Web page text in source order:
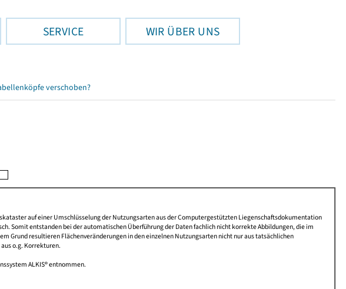
SERVICE WIR ÜBER UNS
verschoben?
auf einer Umschlüsselung der Nutzungsarten aus der Computergestützten Liegenschaftsdokumentation
Somit entstanden bei der automatischen Überführung der Daten fachlich nicht korrekte Abbildungen, die im
Grund resultieren Flächenveränderungen in den einzelnen Nutzungsarten nicht nur aus tatsächlichen
o.g. Korrekturen.
ALKIS® entnommen.